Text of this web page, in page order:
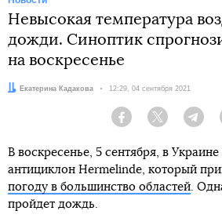
Невысокая температура
дожди. Синоптик
на воскресенье
Автор:Екатерина Кадакова Дата:
12:29, 04 сентября 2021
Facebook Twitter
В воскресенье, 5 сентября, в Украине
антициклон Hermelinde, который
погоду в большинство областей.
пройдет дождь.